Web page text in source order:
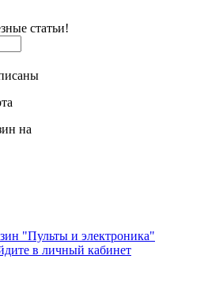
статьи!
на
в личный кабинет